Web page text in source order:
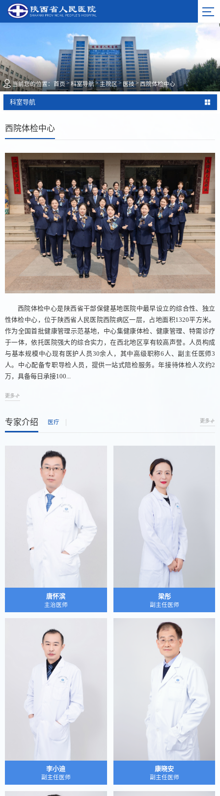
当前您的位置： 首页 > 科室导航>主院区> 医技> 西院体检中心
科室导航
西院体检中心
西院体检中心是陕西省干部保健基地医院中最早设立的综合性、独立
性体检中心，位于陕西省人民医院西院病区一层，占地面积1320平方米。
作为全国首批健康管理示范基地，中心集健康体检、健康管理、特需诊疗
于一体，依托医院强大的综合实力，在西北地区享有较高声誉。人员构成
与基本规模中心现有医护人员30余人，其中高级职称6人、副主任医师3
人。中心配备专职导检人员，提供一站式陪检服务。年接待体检人次约2
万，具备每日承接100...
更多
专家介绍 医疗 更多
唐怀滨
主治医师
梁彤
副主任医师
李小迪
副主任医师
康晓安
副主任医师